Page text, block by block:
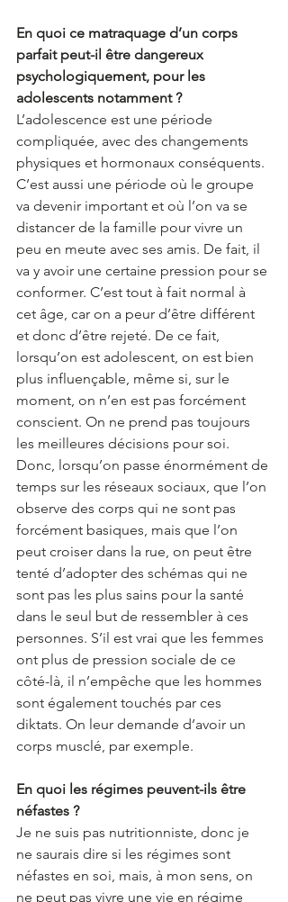
En quoi ce matraquage d’un corps
parfait peut-il être dangereux
psychologiquement, pour les
adolescents notamment ?
L’adolescence est une période
compliquée, avec des changements
physiques et hormonaux conséquents.
C’est aussi une période où le groupe
va devenir important et où l’on va se
distancer de la famille pour vivre un
peu en meute avec ses amis. De fait, il
va y avoir une certaine pression pour se
conformer. C’est tout à fait normal à
cet âge, car on a peur d’être différent
et donc d’être rejeté. De ce fait,
lorsqu’on est adolescent, on est bien
plus influençable, même si, sur le
moment, on n’en est pas forcément
conscient. On ne prend pas toujours
les meilleures décisions pour soi.
Donc, lorsqu’on passe énormément de
temps sur les réseaux sociaux, que l’on
observe des corps qui ne sont pas
forcément basiques, mais que l’on
peut croiser dans la rue, on peut être
tenté d’adopter des schémas qui ne
sont pas les plus sains pour la santé
dans le seul but de ressembler à ces
personnes. S’il est vrai que les femmes
ont plus de pression sociale de ce
côté-là, il n’empêche que les hommes
sont également touchés par ces
diktats. On leur demande d’avoir un
corps musclé, par exemple.
En quoi les régimes peuvent-ils être
néfastes ?
Je ne suis pas nutritionniste, donc je
ne saurais dire si les régimes sont
néfastes en soi, mais, à mon sens, on
ne peut pas vivre une vie en régime